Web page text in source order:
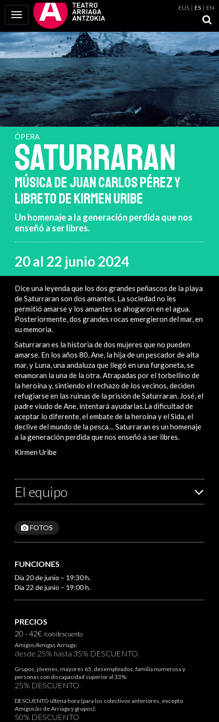
Mostrar Menú
EUS ES EN
ÓPERA
SATURRARAN
MÚSICA DE JUAN CARLOS PÉREZ Y
LIBRETO DE KIRMEN URIBE
Un homenaje a la generación perdida que nos
enseñó a ser libres.
20 al 22 junio 2024
Dice una leyenda que los dos grandes peñascos de la playa
de Saturraran son dos amantes. La sociedad no les
permitió amarse y los amantes se ahogaron en el agua.
Posteriormente, dos grandes rocas emergieron del mar, en
su memoria.
Saturraran es la historia de dos mujeres que no pueden
amarse. En los años 80, Ane, la hija de un pescador de alta
mar, y Luna, una andaluza que llegó en una furgoneta, se
enamoran la una de la otra. Atrapadas por el torbellino de
la heroína y, sintiendo el rechazo de los vecinos, deciden
refugiarse en las ruinas de la prisión de Saturraran. José, el
padre viudo de Ane, intentará ayudarlas.La dificultad de
aceptar lo diferente, el embate de la heroína y el Sida, el
declive del mundo de la pesca… Saturraran es un homenaje
a la generación perdida que nos enseñó a ser libres.
Kirmen Uribe
El equipo
FOTOS
FUNCIONES
Día 20 de junio – 19:30 h.
Día 22 de junio – 19:00 h.
PRECIOS
20 - 42€/con descuento
Amigos/Amigas Arriaga:
desde 25% hasta 35% DESCUENTO.
Grupos, jóvenes, mayores 65, desempleados, familia numerosa y
personas con discapacidad superior al 33%:
25% DESCUENTO.
DESCUENTO última hora (para los colectivos anteriores, excepto
Amigos/as de Arriaga y grupos):
50% DESCUENTO